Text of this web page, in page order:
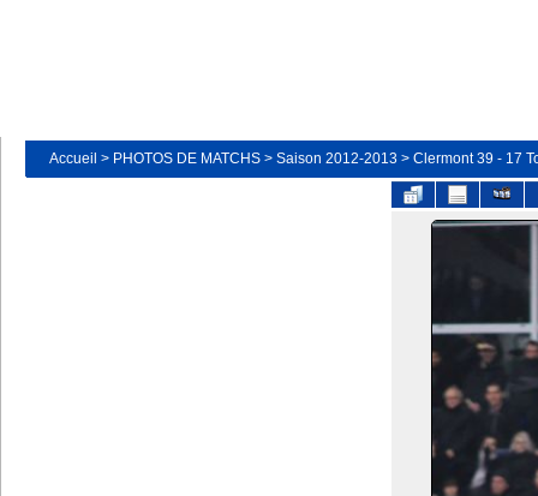
Accueil > PHOTOS DE MATCHS > Saison 2012-2013 > Clermont 39 - 17